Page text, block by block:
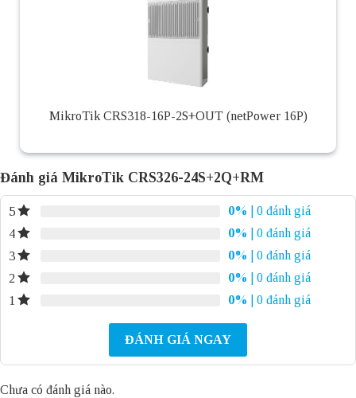
MikroTik CRS318-16P-2S+OUT (netPower 16P)
Đánh giá MikroTik CRS326-24S+2Q+RM
5 0%
| 0 đánh giá
4
0%
| 0 đánh giá
3
0%
| 0 đánh giá
2
0%
| 0 đánh giá
1
0% | 0 đánh giá
ĐÁNH GIÁ NGAY
Chưa có đánh giá nào.